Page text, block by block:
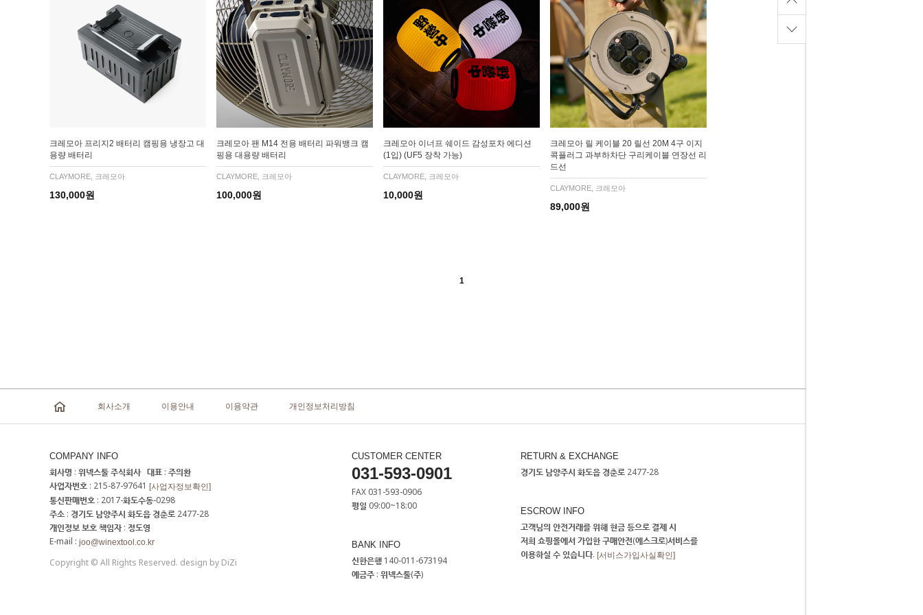
크레모아 프리지2 배터리 캠핑용 냉장고 대
용량 배터리
CLAYMORE, 크레모아
130,000원
크레모아 팬 M14 전용 배터리 파워뱅크 캠
핑용 대용량 배터리
CLAYMORE, 크레모아
100,000원
크레모아 이너프 쉐이드 감성포차 에디션
(1입) (UF5 장착 가능)
CLAYMORE, 크레모아
10,000원
크레모아 릴 케이블 20 릴선 20M 4구 이지
콕플러그 과부하차단 구리케이블 연장선 리
드선
CLAYMORE, 크레모아
89,000원
1
회사소개 이용안내 이용약관 개인정보처리방침
COMPANY INFO
회사명 : 위넥스툴 주식회사 대표 : 주의환
사업자번호 : 215-87-97641 [사업자정보확인]
통신판매번호 : 2017-화도수동-0298
주소 : 경기도 남양주시 화도읍 경춘로 2477-28
개인정보 보호 책임자 : 정도영
E-mail : joo@winextool.co.kr
Copyright © All Rights Reserved. design by DiZi
CUSTOMER CENTER
031-593-0901
FAX 031-593-0906
평일 09:00~18:00
BANK INFO
신한은행 140-011-673194
예금주 : 위넥스툴(주)
RETURN & EXCHANGE
경기도 남양주시 화도읍 경춘로 2477-28
ESCROW INFO
고객님의 안전거래를 위해 현금 등으로 결제 시
저희 쇼핑몰에서 가입한 구매안전(에스크로)서비스를
이용하실 수 있습니다. [서비스가입사실확인]